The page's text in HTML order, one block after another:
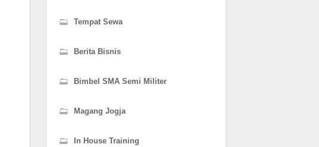
Tempat Sewa
Berita Bisnis
Bimbel SMA Semi Militer
Magang Jogja
In House Training